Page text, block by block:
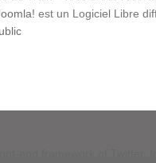
est un Logiciel Libre